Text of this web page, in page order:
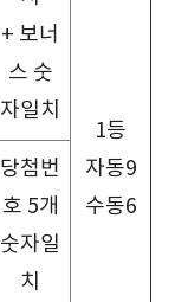
1등
자동9
수동6
+ 보너
스 숫
자일치
당첨번
호 5개
숫자일
치